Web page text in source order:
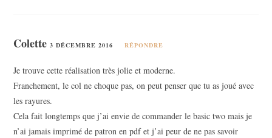
Colette3 DÉCEMBRE 2016 RÉPONDRE
Je trouve cette réalisation très jolie et moderne.
Franchement, le col ne choque pas, on peut penser que tu as joué avec
les rayures.
Cela fait longtemps que j’ai envie de commander le basic two mais je
n’ai jamais imprimé de patron en pdf et j’ai peur de ne pas savoir